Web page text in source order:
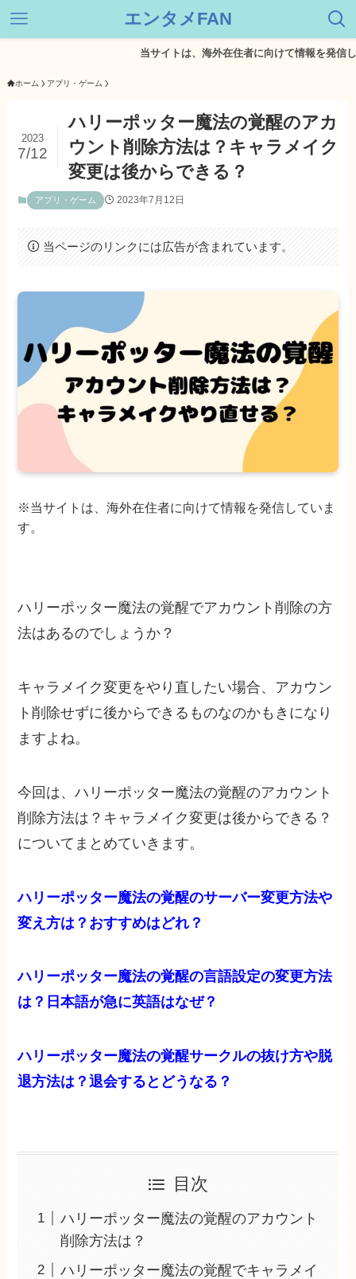
エンタメFAN
当サイトは、海外在住者に向けて情報を発信していま
ホーム アプリ・ゲーム
ハリーポッター魔法の覚醒のアカ
ウント削除方法は？キャラメイク
変更は後からできる？
2023
7/12
アプリ・ゲーム 2023年7月12日
当ページのリンクには広告が含まれています。
※当サイトは、海外在住者に向けて情報を発信していま
す。
ハリーポッター魔法の覚醒でアカウント削除の方
法はあるのでしょうか？
キャラメイク変更をやり直したい場合、アカウン
ト削除せずに後からできるものなのかもきになり
ますよね。
今回は、ハリーポッター魔法の覚醒のアカウント
削除方法は？キャラメイク変更は後からできる？
についてまとめていきます。
ハリーポッター魔法の覚醒のサーバー変更方法や
変え方は？おすすめはどれ？
ハリーポッター魔法の覚醒の言語設定の変更方法
は？日本語が急に英語はなぜ？
ハリーポッター魔法の覚醒サークルの抜け方や脱
退方法は？退会するとどうなる？
目次
ハリーポッター魔法の覚醒のアカウント
削除方法は？
ハリーポッター魔法の覚醒でキャラメイ